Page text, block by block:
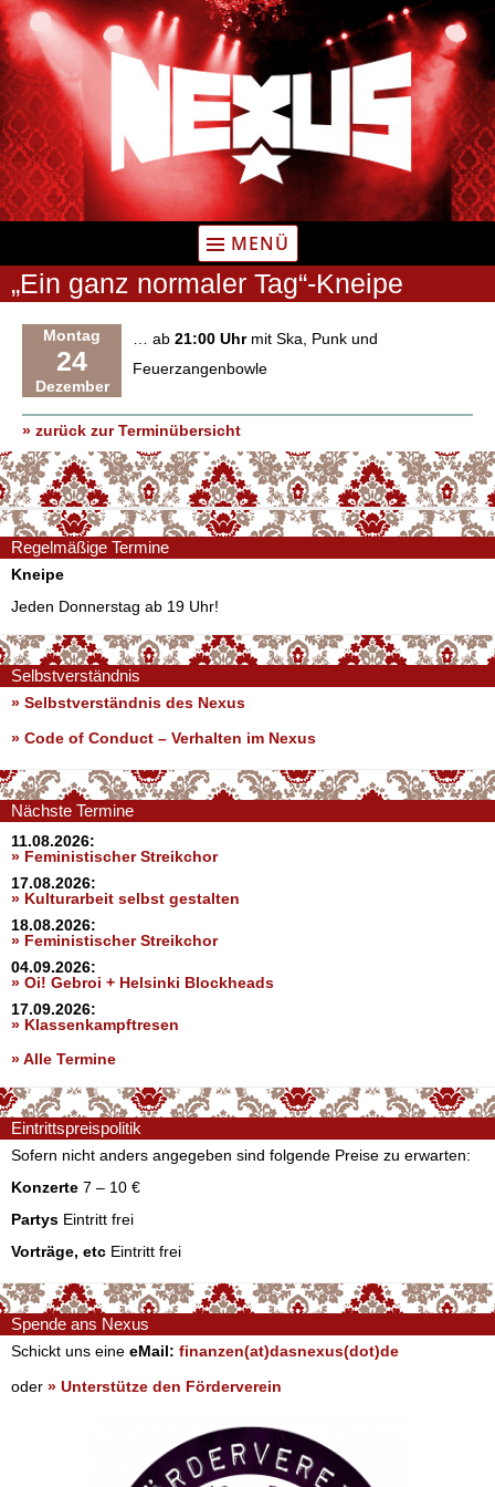
Zum
Inhalt
springen
MENÜ
„Ein ganz normaler Tag“-Kneipe
Montag
24
Dezember
… ab 21:00 Uhrmit Ska, Punk und
Feuerzangenbowle
» zurück zur Terminübersicht
Regelmäßige Termine
Kneipe
Jeden Donnerstag ab 19 Uhr!
Selbstverständnis
» Selbstverständnis des Nexus
» Code of Conduct – Verhalten im Nexus
Nächste Termine
11.08.2026:
» Feministischer Streikchor
17.08.2026:
» Kulturarbeit selbst gestalten
18.08.2026:
» Feministischer Streikchor
04.09.2026:
» Oi! Gebroi + Helsinki Blockheads
17.09.2026:
» Klassenkampftresen
» Alle Termine
Eintrittspreispolitik
Sofern nicht anders angegeben sind folgende Preise zu erwarten:
Konzerte 7 – 10 €
Partys Eintritt frei
Vorträge, etc Eintritt frei
Spende ans Nexus
Schickt uns eine eMail: finanzen(at)dasnexus(dot)de
oder » Unterstütze den Förderverein